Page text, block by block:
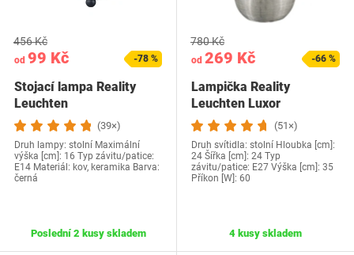
od 99 Kč
456 Kč
-78 %
Stojací lampa Reality
Leuchten
(39×)
Druh lampy: stolní Maximální
výška [cm]: 16 Typ závitu/patice:
E14 Materiál: kov, keramika Barva:
černá
Poslední 2 kusy skladem
od 269 Kč
780 Kč
-66 %
Lampička Reality
Leuchten Luxor
(51×)
Druh svítidla: stolní Hloubka [cm]:
24 Šířka [cm]: 24 Typ
závitu/patice: E27 Výška [cm]: 35
Příkon [W]: 60
4 kusy skladem